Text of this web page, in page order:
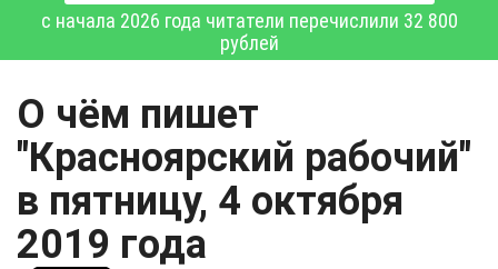
с начала 2026 года читатели перечислили 32 800
рублей
О чём пишет
"Красноярский рабочий"
в пятницу, 4 октября
2019 года